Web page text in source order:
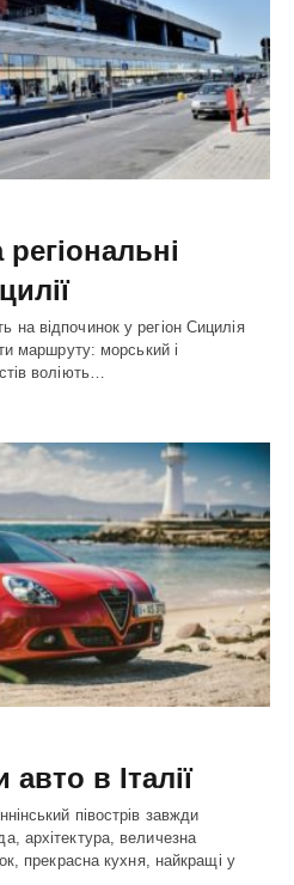
відпочинок у регіон Сицилія
маршруту: морський і
воліють…
в Італії
півострів завжди
архітектура, величезна
прекрасна кухня, найкращі у